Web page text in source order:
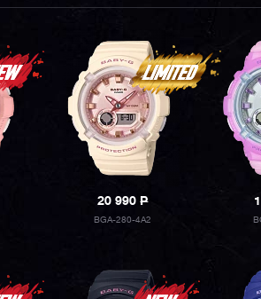
20 990P
BGA-280-4A2